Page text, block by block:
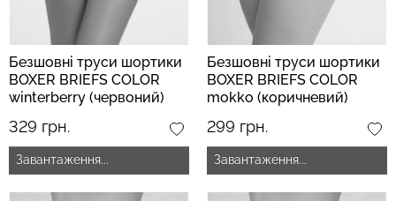
Безшовні труси шортики
BOXER BRIEFS COLOR
winterberry (червоний)
329 грн.
Завантаження...
Безшовні труси шортики
BOXER BRIEFS COLOR
mokko (коричневий)
299 грн.
Завантаження...